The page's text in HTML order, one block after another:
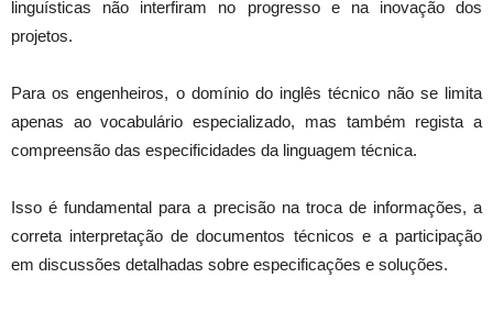
linguísticas não interfiram no progresso e na inovação dos
projetos.
Para os engenheiros, o domínio do inglês técnico não se limita
apenas ao vocabulário especializado, mas também regista a
compreensão das especificidades da linguagem técnica.
Isso é fundamental para a precisão na troca de informações, a
correta interpretação de documentos técnicos e a participação
em discussões detalhadas sobre especificações e soluções.